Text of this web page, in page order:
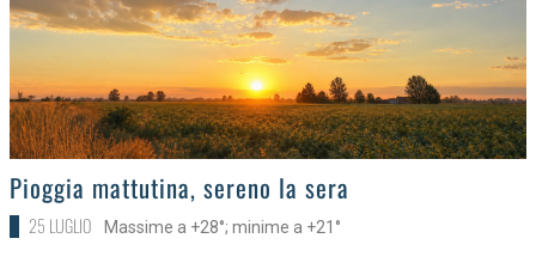
>
Pioggia mattutina, sereno la sera
25 LUGLIO Massime a +28°; minime a +21°